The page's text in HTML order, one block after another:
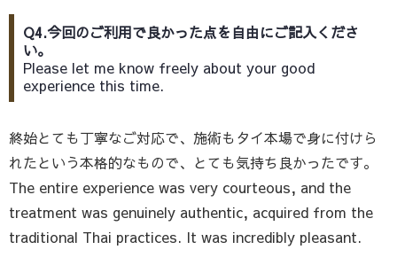
Q4.今回のご利用で良かった点を自由にご記入くださ
い。
Please let me know freely about your good
experience this time.
終始とても丁寧なご対応で、施術もタイ本場で身に付けら
れたという本格的なもので、とても気持ち良かったです。
The entire experience was very courteous, and the
treatment was genuinely authentic, acquired from the
traditional Thai practices. It was incredibly pleasant.